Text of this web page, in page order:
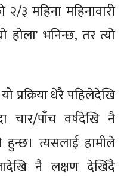
३ महिना महिनावारी
होला' भनिन्छ, तर त्यो
प्रक्रिया धेरै पहिलेदेखि
चार/पाँच वर्षदेखि नै
त्यसलाई हामीले
नै लक्षण देखिँदै